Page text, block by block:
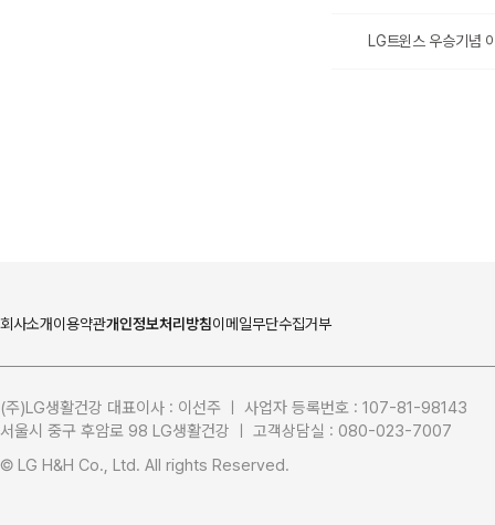
LG트윈스 우승기념
회사소개이용약관개인정보처리방침이메일무단수집거부
(주)LG생활건강 대표이사 : 이선주 ㅣ 사업자 등록번호 : 107-81-98143
서울시 중구 후암로 98 LG생활건강 ㅣ 고객상담실 : 080-023-7007
© LG H&H Co., Ltd. All rights Reserved.